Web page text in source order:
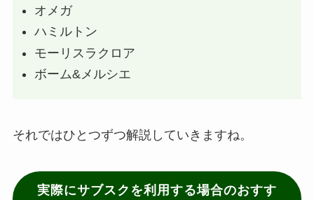
オメガ
ハミルトン
モーリスラクロア
ボーム&メルシエ
それではひとつずつ解説していきますね。
実際にサブスクを利用する場合のおすす